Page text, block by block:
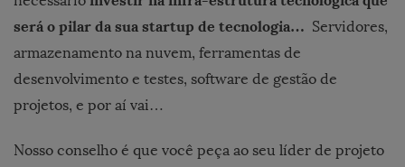
será o pilar da sua startup de tecnologia… Servidores,
armazenamento na nuvem, ferramentas de
desenvolvimento e testes, software de gestão de
projetos, e por aí vai…
Nosso conselho é que você peça ao seu líder de projeto